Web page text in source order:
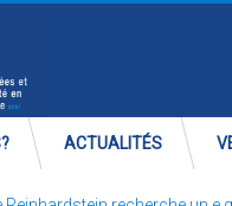
ACTUALITÉS